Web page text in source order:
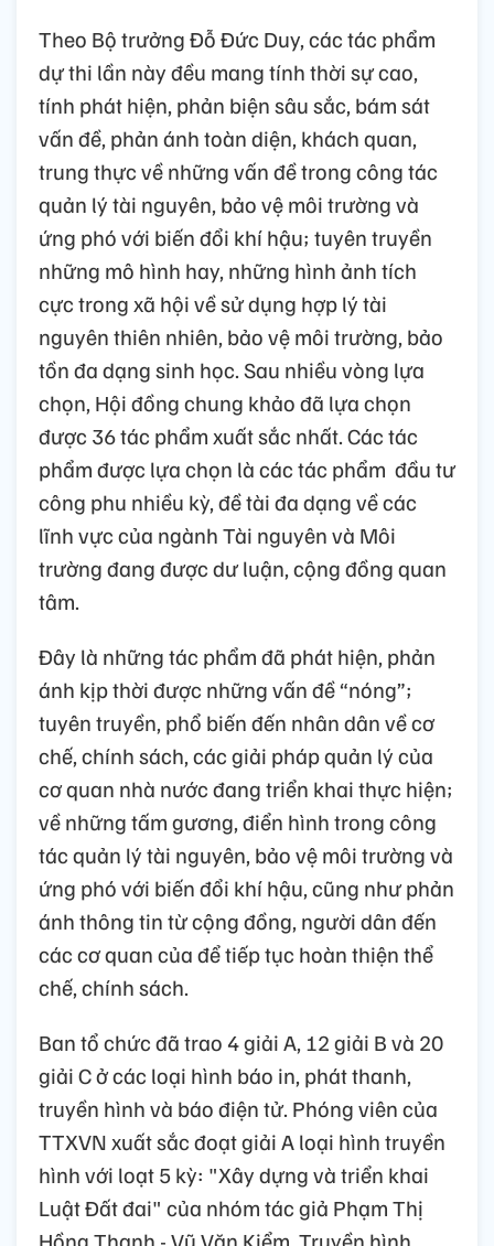
Theo Bộ trưởng Đỗ Đức Duy, các tác phẩm
dự thi lần này đều mang tính thời sự cao,
tính phát hiện, phản biện sâu sắc, bám sát
vấn đề, phản ánh toàn diện, khách quan,
trung thực về những vấn đề trong công tác
quản lý tài nguyên, bảo vệ môi trường và
ứng phó với biến đổi khí hậu; tuyên truyền
những mô hình hay, những hình ảnh tích
cực trong xã hội về sử dụng hợp lý tài
nguyên thiên nhiên, bảo vệ môi trường, bảo
tồn đa dạng sinh học. Sau nhiều vòng lựa
chọn, Hội đồng chung khảo đã lựa chọn
được 36 tác phẩm xuất sắc nhất. Các tác
phẩm được lựa chọn là các tác phẩm đầu tư
công phu nhiều kỳ, đề tài đa dạng về các
lĩnh vực của ngành Tài nguyên và Môi
trường đang được dư luận, cộng đồng quan
tâm.
Đây là những tác phẩm đã phát hiện, phản
ánh kịp thời được những vấn đề “nóng”;
tuyên truyền, phổ biến đến nhân dân về cơ
chế, chính sách, các giải pháp quản lý của
cơ quan nhà nước đang triển khai thực hiện;
về những tấm gương, điển hình trong công
tác quản lý tài nguyên, bảo vệ môi trường và
ứng phó với biến đổi khí hậu, cũng như phản
ánh thông tin từ cộng đồng, người dân đến
các cơ quan của để tiếp tục hoàn thiện thể
chế, chính sách.
Ban tổ chức đã trao 4 giải A, 12 giải B và 20
giải C ở các loại hình báo in, phát thanh,
truyền hình và báo điện tử. Phóng viên của
TTXVN xuất sắc đoạt giải A loại hình truyền
hình với loạt 5 kỳ: "Xây dựng và triển khai
Luật Đất đai" của nhóm tác giả Phạm Thị